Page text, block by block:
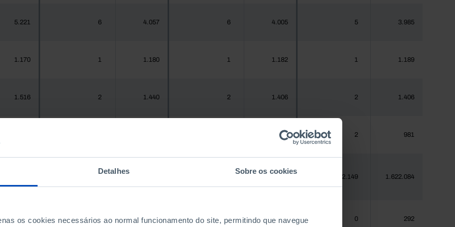
Detalhes Sobre os cookies
os cookies necessários ao normal funcionamento do site, permitindo que navegue
5.221 6 4.057 6 4.005 5 3.985
1.170 1 1.180 1 1.182 1 1.189
1.516 2 1.440 2 1.406 2 1.406
970 2 981
2.149 1.622.084
300 0 288 0 288 0 292